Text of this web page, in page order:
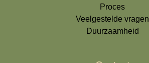
Proces
Veelgestelde vragen
Duurzaamheid